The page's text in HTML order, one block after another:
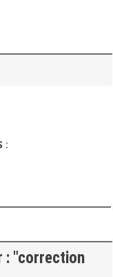
:
: "correction